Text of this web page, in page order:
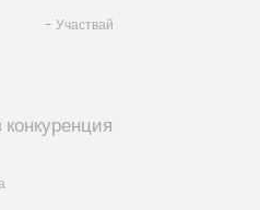
- Участвай